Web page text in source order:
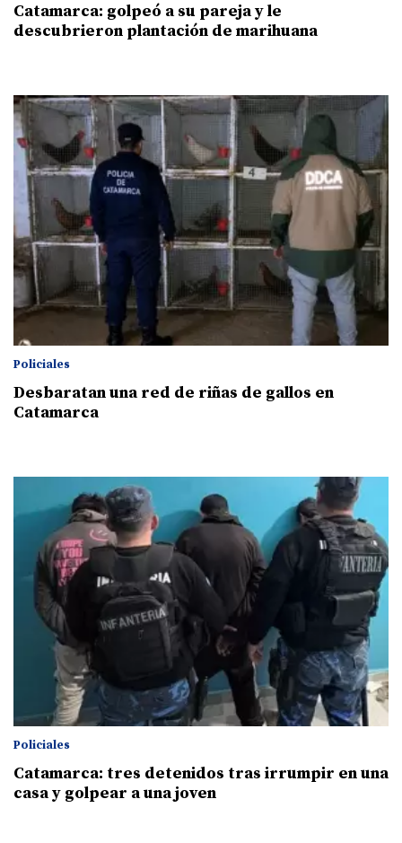
Catamarca: golpeó a su pareja y le
descubrieron plantación de marihuana
Policiales
Desbaratan una red de riñas de gallos en
Catamarca
Policiales
Catamarca: tres detenidos tras irrumpir en una
casa y golpear a una joven